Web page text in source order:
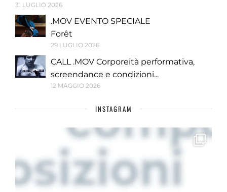
31 LUGLIO 2026
.MOV EVENTO SPECIALE
Forêt
29 LUGLIO 2026
CALL .MOV Corporeità performativa,
screendance e condizioni...
12 MAGGIO 2026
INSTAGRAM